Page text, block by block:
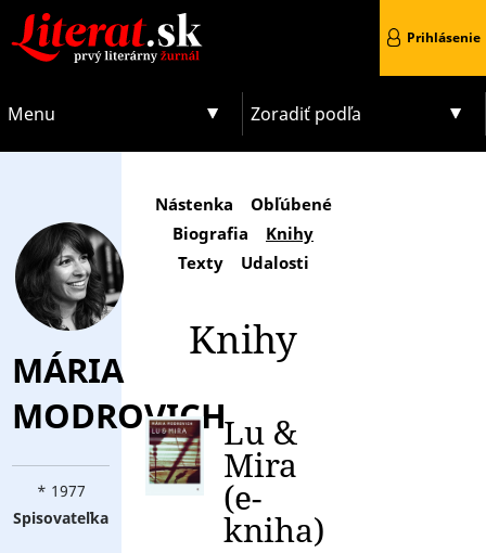
Menu Zoradiť podľa
Prihlásenie
MÁRIA
MODROVICH
* 1977
Spisovateľka
Nástenka
Obľúbené
Biografia
Knihy
Texty
Udalosti
Knihy
Lu &
Mira
(e-
kniha)